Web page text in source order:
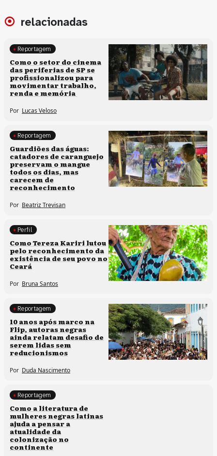
relacionadas
Políticas culturais
Reportagem
Como o setor do cinema
das periferias de SP se
profissionalizou para
movimentar trabalho,
renda e memória
Por Lucas Veloso
Clima e cultura
Reportagem
Guardiões das águas:
catadores de caranguejo
preservam o mangue
todos os dias, mas
carecem de
reconhecimento
Por Beatriz Trevisan
Comunidades tradicionais
Perfil
Como Tereza Kariri lutou
pelo reconhecimento da
existência de seu povo no
Ceará
Por Bruna Santos
Processos artísticos
Reportagem
10 anos após marco na
Flip, autoras negras
ainda relatam desafio de
serem lidas sem
reducionismos
Por Duda Nascimento
Direitos humanos
Reportagem
Como a literatura de
mulheres negras latinas
ajuda a pensar a
atualidade da
colonização no
continente